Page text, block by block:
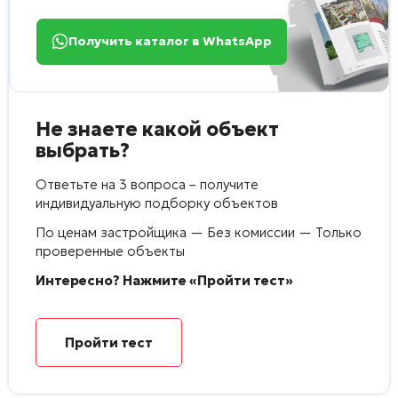
Получить каталог в WhatsApp
Не знаете какой объект
выбрать?
Ответьте на 3 вопроса – получите
индивидуальную подборку объектов
По ценам застройщика — Без комиссии — Только
проверенные объекты
Интересно? Нажмите «Пройти тест»
Пройти тест